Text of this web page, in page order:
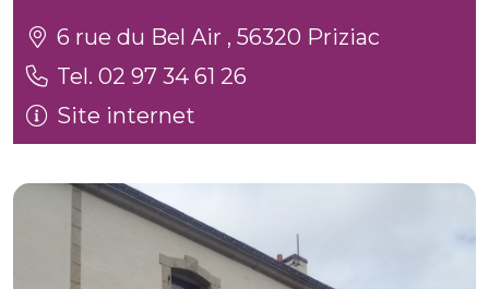
6 rue du Bel Air , 56320 Priziac
Tel. 02 97 34 61 26
Site internet